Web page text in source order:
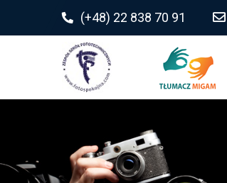
(+48) 22 838 70 91